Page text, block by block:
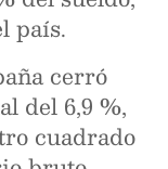
país.
cerró
del 6,9 %,
cuadrado